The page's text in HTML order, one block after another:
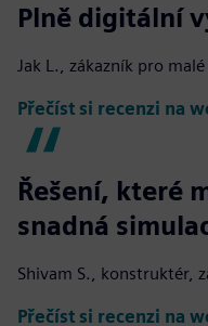
Plně digitální
Jak L., zákazník pro
Přečíst si recenzi na
Řešení, které
snadná
Shivam S., konstruktér,
Přečíst si recenzi na